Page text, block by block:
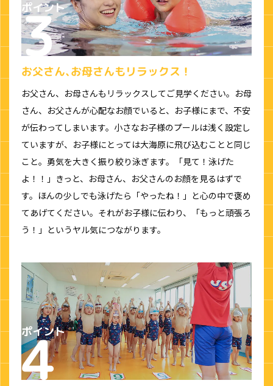
お父さん､お母さんもリラックス！
お父さん、お母さんもリラックスしてご見学ください。お母
さん、お父さんが心配なお顔でいると、お子様にまで、不安
が伝わってしまいます。小さなお子様のプールは浅く設定し
ていますが、お子様にとっては大海原に飛び込むことと同じ
こと。勇気を大きく振り絞り泳ぎます。「見て！泳げた
よ！！」きっと、お母さん、お父さんのお顔を見るはずで
す。ほんの少しでも泳げたら「やったね！」と心の中で褒め
てあげてください。それがお子様に伝わり、「もっと頑張ろ
う！」というヤル気につながります。